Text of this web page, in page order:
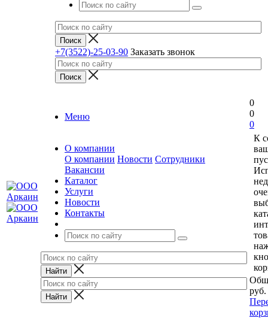
+7(3522)-25-03-90 Заказать звонок
Меню
О компании
О компании Новости Сотрудники
Вакансии
Каталог
Услуги
Новости
Контакты
0
0
0
К
руб.